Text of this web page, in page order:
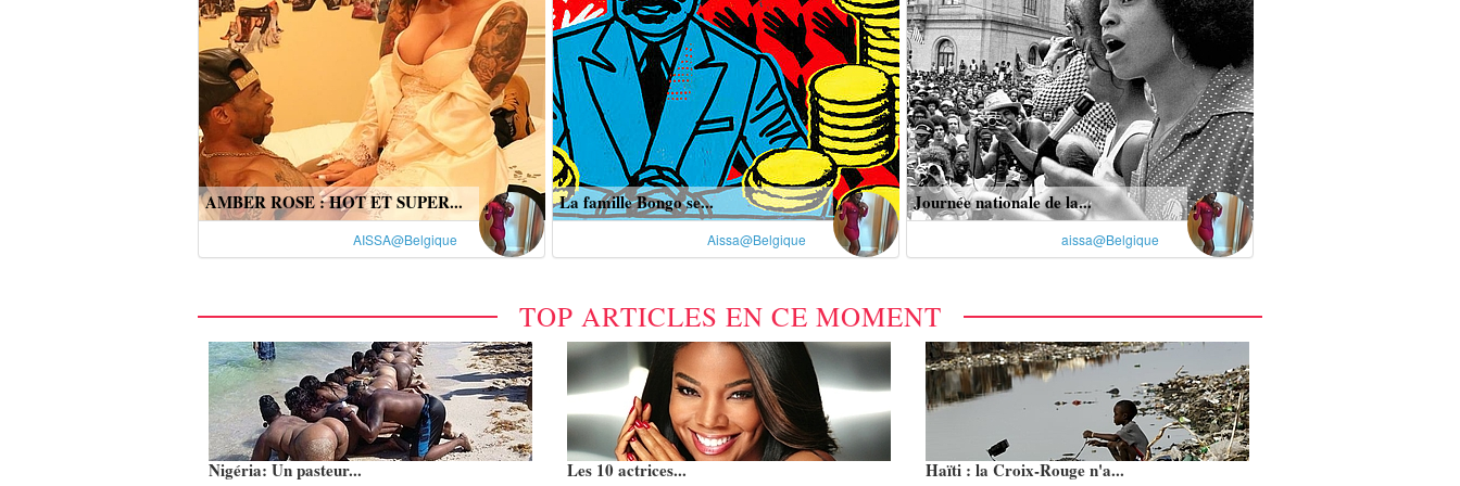
AMBER ROSE : HOT ET SUPER...
AISSA@Belgique
La famille Bongo se...
Aissa@Belgique
Journée nationale de la...
aissa@Belgique
TOP ARTICLES EN CE MOMENT
Nigéria: Un pasteur... Les 10 actrices... Haïti : la Croix-Rouge n'a...